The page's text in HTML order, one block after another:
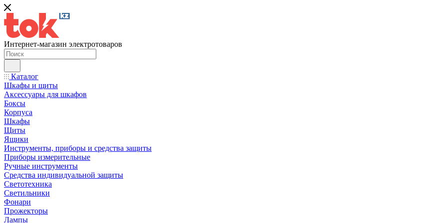
Интернет-магазин электротоваров
Каталог
Шкафы и щиты
Аксессуары для шкафов
Боксы
Корпуса
Шкафы
Щиты
Ящики
Инструменты, приборы и средства защиты
Приборы измерительные
Ручные инструменты
Средства индивидуальной защиты
Светотехника
Светильники
Фонари
Прожекторы
Лампы